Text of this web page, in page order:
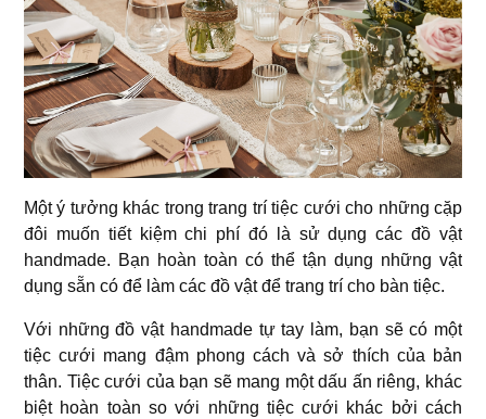
Một ý tưởng khác trong trang trí tiệc cưới cho những cặp
đôi muốn tiết kiệm chi phí đó là sử dụng các đồ vật
handmade. Bạn hoàn toàn có thể tận dụng những vật
dụng sẵn có để làm các đồ vật để trang trí cho bàn tiệc.
Với những đồ vật handmade tự tay làm, bạn sẽ có một
tiệc cưới mang đậm phong cách và sở thích của bản
thân. Tiệc cưới của bạn sẽ mang một dấu ấn riêng, khác
biệt hoàn toàn so với những tiệc cưới khác bởi cách